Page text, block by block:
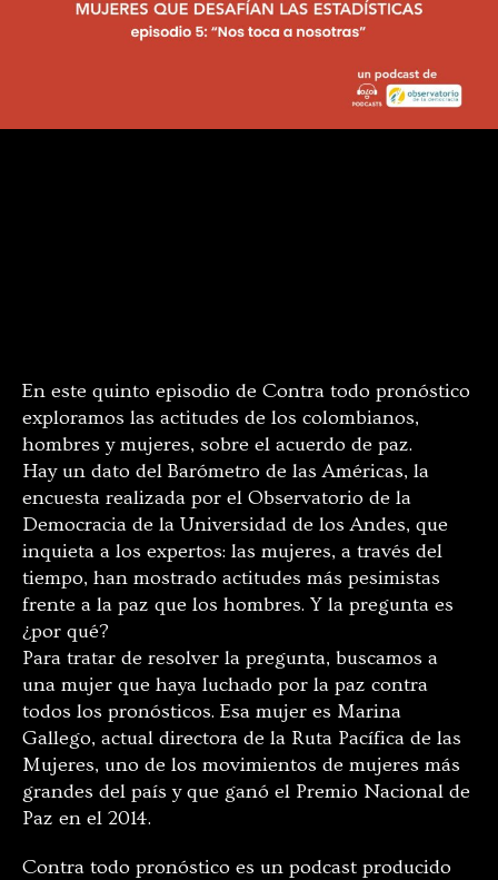
En este quinto episodio de Contra todo pronóstico
exploramos las actitudes de los colombianos,
hombres y mujeres, sobre el acuerdo de paz.
Hay un dato del Barómetro de las Américas, la
encuesta realizada por el Observatorio de la
Democracia de la Universidad de los Andes, que
inquieta a los expertos: las mujeres, a través del
tiempo, han mostrado actitudes más pesimistas
frente a la paz que los hombres. Y la pregunta es
¿por qué?
Para tratar de resolver la pregunta, buscamos a
una mujer que haya luchado por la paz contra
todos los pronósticos. Esa mujer es Marina
Gallego, actual directora de la Ruta Pacífica de las
Mujeres, uno de los movimientos de mujeres más
grandes del país y que ganó el Premio Nacional de
Paz en el 2014.
Contra todo pronóstico es un podcast producido